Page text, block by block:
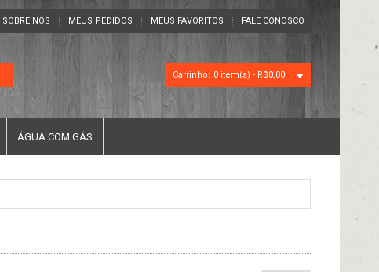
SOBRE NÓS MEUS PEDIDOS MEUS FAVORITOS FALE CONOSCO
Carrinho: 0 item(s) - R$0,00
ÁGUA COM GÁS